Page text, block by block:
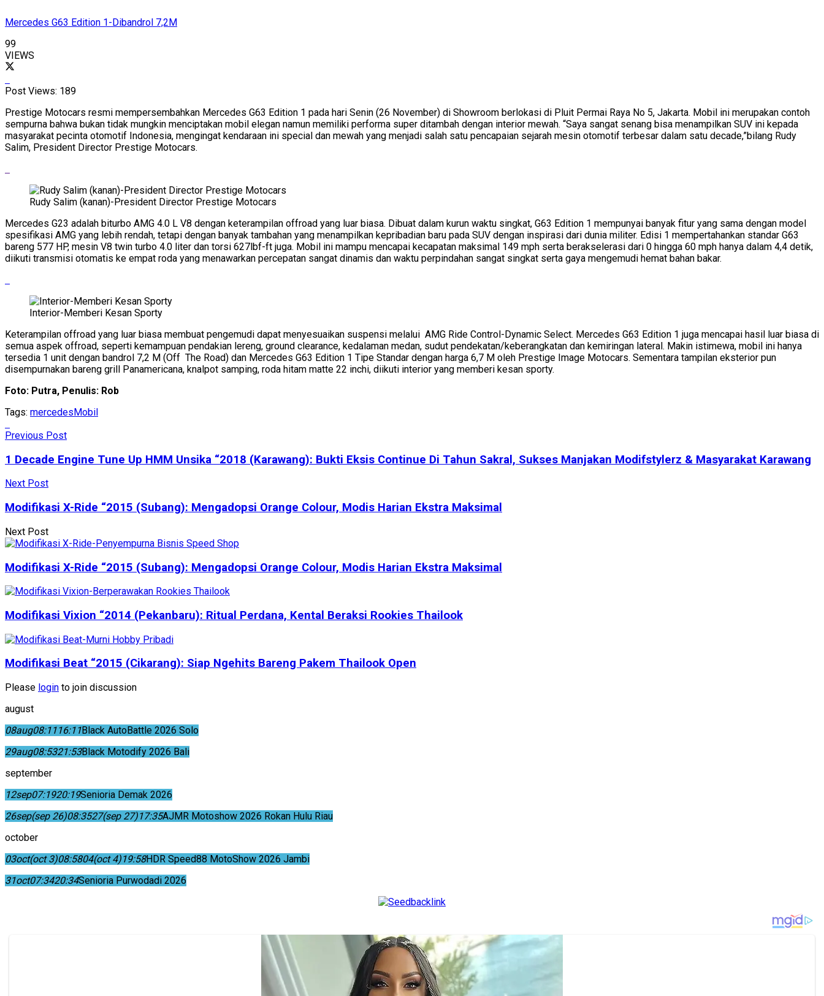
Mercedes G63 Edition 1-Dibandrol 7,2M
99
VIEWS
Post Views: 189
Prestige Motocars resmi mempersembahkan Mercedes G63 Edition 1 pada hari Senin (26 November) di Showroom berlokasi di Pluit Permai Raya No 5, Jakarta. Mobil ini merupakan contoh
sempurna bahwa bukan tidak mungkin menciptakan mobil elegan namun memiliki performa super ditambah dengan interior mewah. “Saya sangat senang bisa menampilkan SUV ini kepada
masyarakat pecinta otomotif Indonesia, mengingat kendaraan ini special dan mewah yang menjadi salah satu pencapaian sejarah mesin otomotif terbesar dalam satu decade,”bilang Rudy
Salim, President Director Prestige Motocars.
Rudy Salim (kanan)-President Director Prestige Motocars
Mercedes G23 adalah biturbo AMG 4.0 L V8 dengan keterampilan offroad yang luar biasa. Dibuat dalam kurun waktu singkat, G63 Edition 1 mempunyai banyak fitur yang sama dengan model
spesifikasi AMG yang lebih rendah, tetapi dengan banyak tambahan yang menampilkan kepribadian baru pada SUV dengan inspirasi dari dunia militer. Edisi 1 mempertahankan standar G63
bareng 577 HP, mesin V8 twin turbo 4.0 liter dan torsi 627lbf-ft juga. Mobil ini mampu mencapai kecapatan maksimal 149 mph serta berakselerasi dari 0 hingga 60 mph hanya dalam 4,4 detik,
diikuti transmisi otomatis ke empat roda yang menawarkan percepatan sangat dinamis dan waktu perpindahan sangat singkat serta gaya mengemudi hemat bahan bakar.
Interior-Memberi Kesan Sporty
Keterampilan offroad yang luar biasa membuat pengemudi dapat menyesuaikan suspensi melalui AMG Ride Control-Dynamic Select. Mercedes G63 Edition 1 juga mencapai hasil luar biasa di
semua aspek offroad, seperti kemampuan pendakian lereng, ground clearance, kedalaman medan, sudut pendekatan/keberangkatan dan kemiringan lateral. Makin istimewa, mobil ini hanya
tersedia 1 unit dengan bandrol 7,2 M (Off The Road) dan Mercedes G63 Edition 1 Tipe Standar dengan harga 6,7 M oleh Prestige Image Motocars. Sementara tampilan eksterior pun
disempurnakan bareng grill Panamericana, knalpot samping, roda hitam matte 22 inchi, diikuti interior yang memberi kesan sporty.
Foto: Putra, Penulis: Rob
Tags: mercedesMobil
Previous Post
1 Decade Engine Tune Up HMM Unsika “2018 (Karawang): Bukti Eksis Continue Di Tahun Sakral, Sukses Manjakan Modifstylerz & Masyarakat Karawang
Next Post
Modifikasi X-Ride “2015 (Subang): Mengadopsi Orange Colour, Modis Harian Ekstra Maksimal
Next Post
Modifikasi X-Ride “2015 (Subang): Mengadopsi Orange Colour, Modis Harian Ekstra Maksimal
Modifikasi Vixion “2014 (Pekanbaru): Ritual Perdana, Kental Beraksi Rookies Thailook
Modifikasi Beat “2015 (Cikarang): Siap Ngehits Bareng Pakem Thailook Open
Please login to join discussion
august
08aug08:1116:11Black AutoBattle 2026 Solo
29aug08:5321:53Black Motodify 2026 Bali
september
12sep07:1920:19Senioria Demak 2026
26sep(sep 26)08:3527(sep 27)17:35AJMR Motoshow 2026 Rokan Hulu Riau
october
03oct(oct 3)08:5804(oct 4)19:58HDR Speed88 MotoShow 2026 Jambi
31oct07:3420:34Senioria Purwodadi 2026